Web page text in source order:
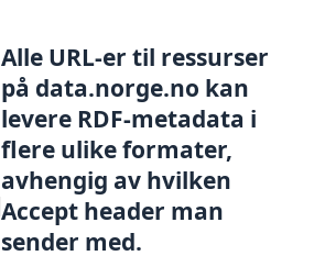
Alle URL-er til ressurser
på data.norge.no kan
levere RDF-metadata i
flere ulike formater,
avhengig av hvilken
Accept header man
sender med.